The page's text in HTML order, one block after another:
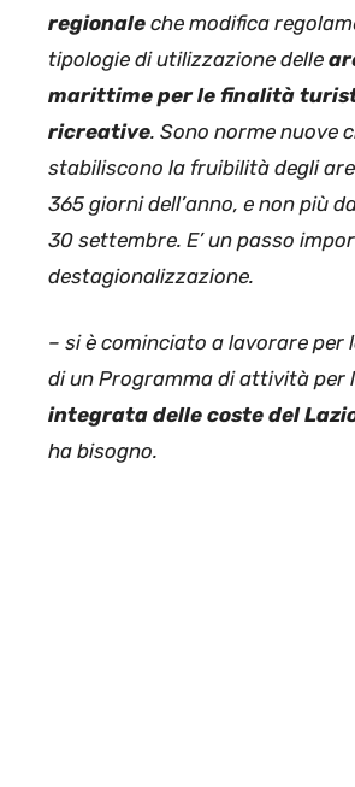
regionale che modifica
tipologie di utilizzazione delle
marittime per le finalità
ricreative. Sono norme nuove
stabiliscono la fruibilità degli
365 giorni dell’anno, e non più
30 settembre. E’ un passo
destagionalizzazione.
– si è cominciato a lavorare per
di un Programma di attività per
integrata delle coste del
ha bisogno.